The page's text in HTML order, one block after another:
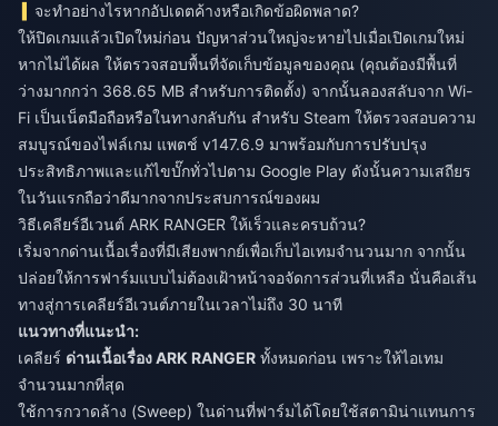
จะทำอย่างไรหากอัปเดตค้างหรือเกิดข้อผิดพลาด?
ให้ปิดเกมแล้วเปิดใหม่ก่อน ปัญหาส่วนใหญ่จะหายไปเมื่อเปิดเกมใหม่
หากไม่ได้ผล ให้ตรวจสอบพื้นที่จัดเก็บข้อมูลของคุณ (คุณต้องมีพื้นที่
ว่างมากกว่า 368.65 MB สำหรับการติดตั้ง) จากนั้นลองสลับจาก Wi-
Fi เป็นเน็ตมือถือหรือในทางกลับกัน สำหรับ Steam ให้ตรวจสอบความ
สมบูรณ์ของไฟล์เกม แพตช์ v147.6.9 มาพร้อมกับการปรับปรุง
ประสิทธิภาพและแก้ไขบั๊กทั่วไปตาม Google Play ดังนั้นความเสถียร
ในวันแรกถือว่าดีมากจากประสบการณ์ของผม
วิธีเคลียร์อีเวนต์ ARK RANGER ให้เร็วและครบถ้วน?
เริ่มจากด่านเนื้อเรื่องที่มีเสียงพากย์เพื่อเก็บไอเทมจำนวนมาก จากนั้น
ปล่อยให้การฟาร์มแบบไม่ต้องเฝ้าหน้าจอจัดการส่วนที่เหลือ นั่นคือเส้น
ทางสู่การเคลียร์อีเวนต์ภายในเวลาไม่ถึง 30 นาที
แนวทางที่แนะนำ:
เคลียร์ ด่านเนื้อเรื่อง ARK RANGER ทั้งหมดก่อน เพราะให้ไอเทม
จำนวนมากที่สุด
ใช้การกวาดล้าง (Sweep) ในด่านที่ฟาร์มได้โดยใช้สตามิน่าแทนการ